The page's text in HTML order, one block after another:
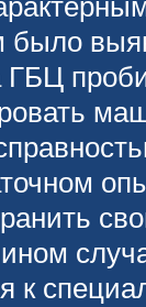
было
ГБЦ
к